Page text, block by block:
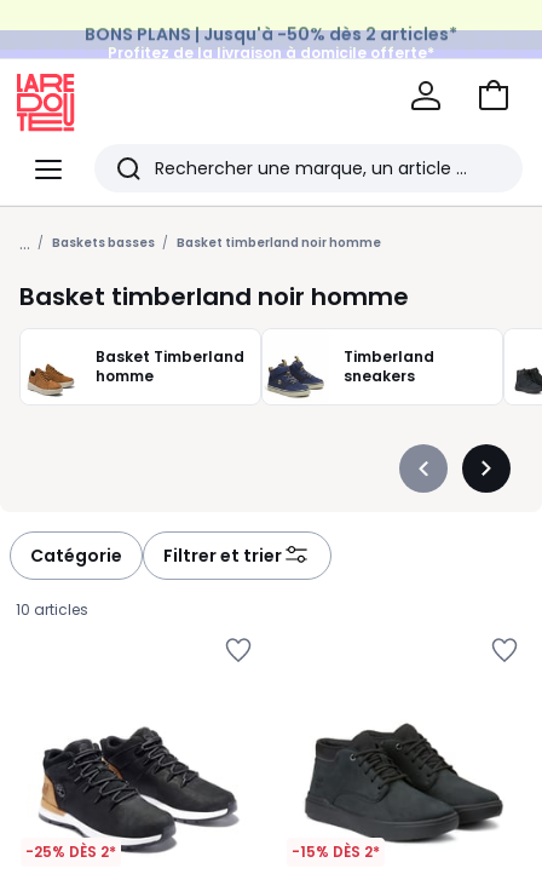
Profitez de la livraison à domicile offerte*
sur tous vos achats Mode & Maison
Menu
Redoute
Rechercher
Les
derniers
articles
consultés
Aller
... Baskets basses Basket timberland noir homme
Basket timberland noir homme
Basket Timberland
homme
Timberland
sneakers
Précédent
Catégorie Filtrer et trier
10 articles
-25% DÈS 2* -15% DÈS 2*